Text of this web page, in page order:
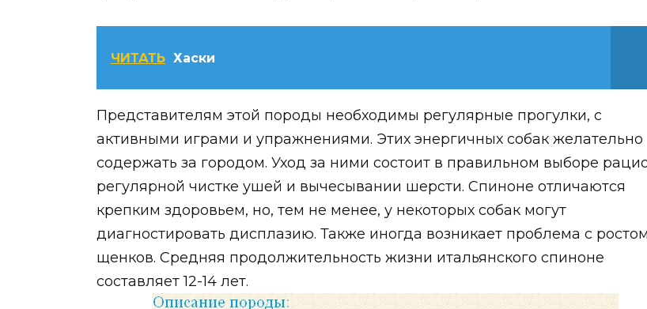
ЧИТАТЬ Хаски
Представителям этой породы необходимы регулярные прогулки, с
активными играми и упражнениями. Этих энергичных собак желательно
содержать за городом. Уход за ними состоит в правильном выборе
регулярной чистке ушей и вычесывании шерсти. Спиноне отличаются
крепким здоровьем, но, тем не менее, у некоторых собак могут
диагностировать дисплазию. Также иногда возникает проблема с ростом
щенков. Средняя продолжительность жизни итальянского спиноне
составляет 12-14 лет.